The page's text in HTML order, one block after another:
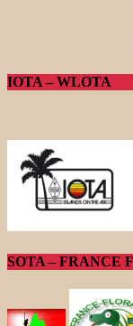
IOTA – WLOTA
SOTA – FRANCE